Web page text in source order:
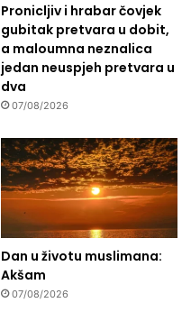
Pronicljiv i hrabar čovjek
gubitak pretvara u dobit,
a maloumna neznalica
jedan neuspjeh pretvara u
dva
07/08/2026
Dan u životu muslimana:
Akšam
07/08/2026